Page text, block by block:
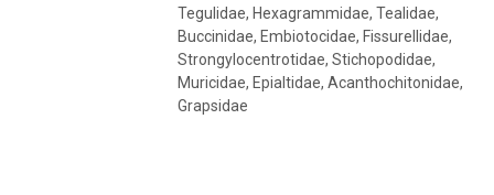
Tegulidae, Hexagrammidae, Tealidae,
Buccinidae, Embiotocidae, Fissurellidae,
Strongylocentrotidae, Stichopodidae,
Muricidae, Epialtidae, Acanthochitonidae,
Grapsidae